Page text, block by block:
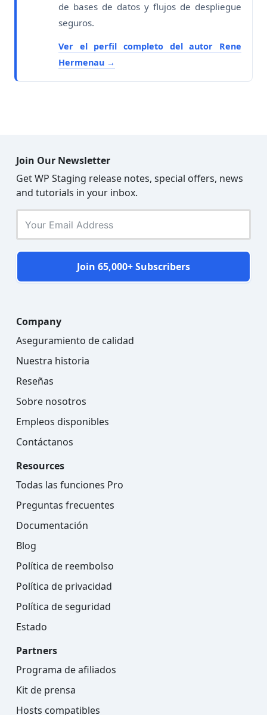
de bases de datos y flujos de despliegue
seguros.
Ver el perfil completo del autor Rene
Hermenau
Join Our Newsletter
Get WP Staging release notes, special offers, news
and tutorials in your inbox.
Join 65,000+ Subscribers
Company
Aseguramiento de calidad
Nuestra historia
Reseñas
Sobre nosotros
Empleos disponibles
Contáctanos
Resources
Todas las funciones Pro
Preguntas frecuentes
Documentación
Blog
Política de reembolso
Política de privacidad
Política de seguridad
Estado
Partners
Programa de afiliados
Kit de prensa
Hosts compatibles